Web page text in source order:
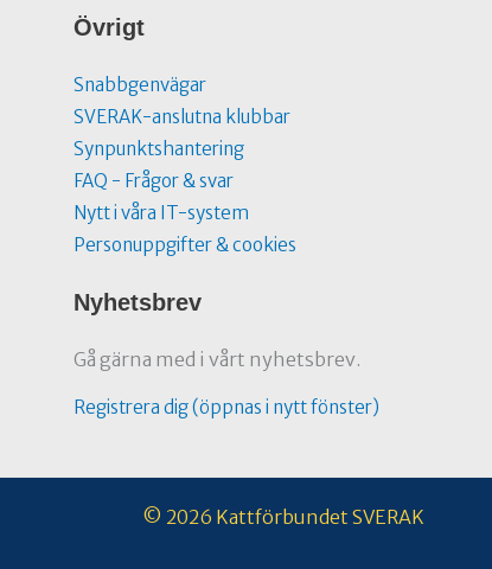
Övrigt
Snabbgenvägar
SVERAK-anslutna klubbar
Synpunktshantering
FAQ - Frågor & svar
Nytt i våra IT-system
Personuppgifter & cookies
Nyhetsbrev
Gå gärna med i vårt nyhetsbrev.
Registrera dig (öppnas i nytt fönster)
© 2026 Kattförbundet SVERAK